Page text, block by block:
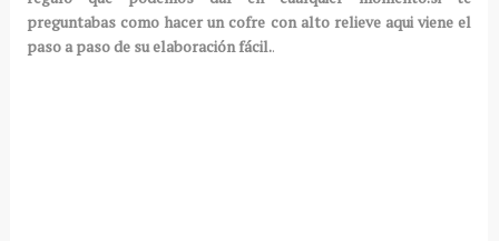
preguntabas como hacer un cofre con alto relieve aqui viene el
paso a paso de su elaboración fácil..